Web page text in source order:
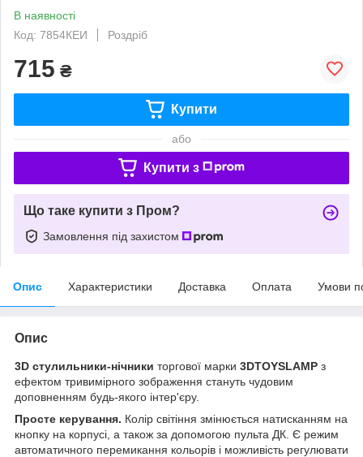
В наявності
Код: 7854КЕИ
Роздріб
715 ₴
Купити
або
Купити з
Що таке купити з Пром?
Замовлення під захистом
Опис Характеристики Доставка Оплата Умови
Опис
3D стулильники-нічники торгової марки 3DTOYSLAMP з
ефектом тривимірного зображення стануть чудовим
доповненням будь-якого інтер'єру.
Просте керування. Колір світіння змінюється натисканням на
кнопку на корпусі, а також за допомогою пульта ДК. Є режим
автоматичного перемикання кольорів і можливість регулювати